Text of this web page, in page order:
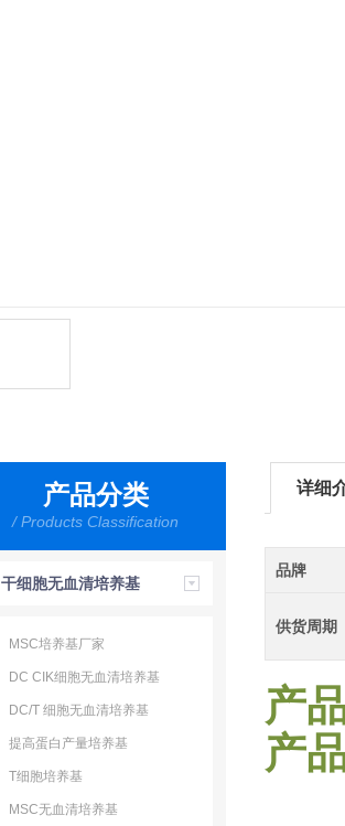
产品分类
/ Products Classification
干细胞无血清培养基
MSC培养基厂家
DC CIK细胞无血清培养基
DC/T 细胞无血清培养基
提高蛋白产量培养基
T细胞培养基
MSC无血清培养基
详细
品牌
供货周期
产
产